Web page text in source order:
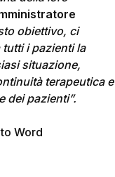
obiettivo, ci
i pazienti la
situazione,
terapeutica e
dei pazienti”.
Word